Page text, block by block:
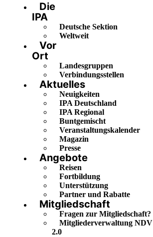
Die
IPA
Deutsche Sektion
Weltweit
Vor
Ort
Landesgruppen
Verbindungsstellen
Aktuelles
Neuigkeiten
IPA Deutschland
IPA Regional
Buntgemischt
Veranstaltungskalender
Magazin
Presse
Angebote
Reisen
Fortbildung
Unterstützung
Partner und Rabatte
Mitgliedschaft
Fragen zur Mitgliedschaft?
Mitgliederverwaltung NDV
2.0